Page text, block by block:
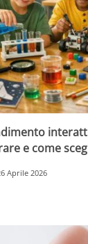
e come
Aprile 2026